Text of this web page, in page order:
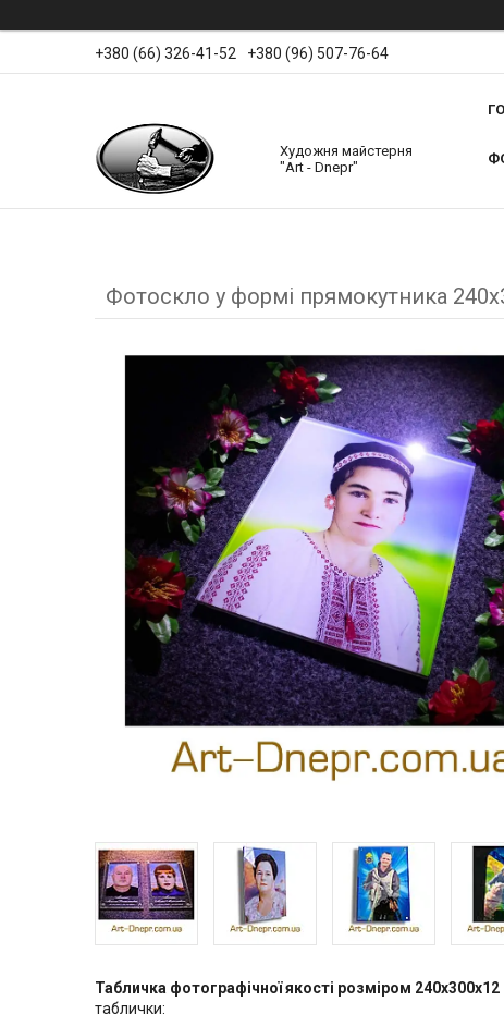
+380 (66) 326-41-52 +380 (96) 507-76-64
Художня майстерня
"Art - Dnepr"
Фотоскло у формі прямокутника
Табличка фотографічної якості розміром
таблички: